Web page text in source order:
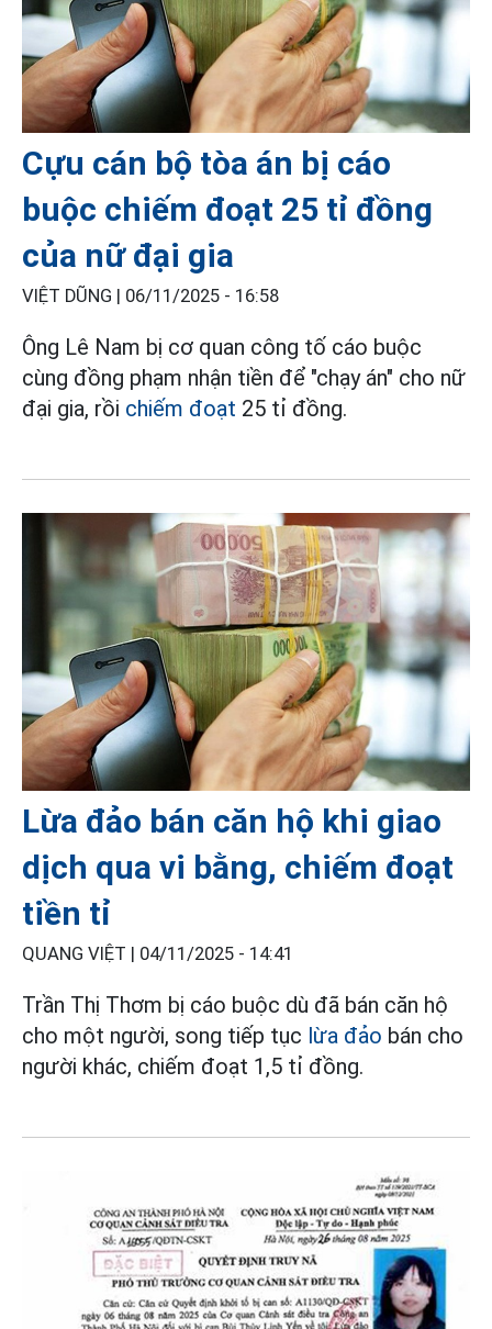
Cựu cán bộ tòa án bị cáo
buộc chiếm đoạt 25 tỉ đồng
của nữ đại gia
VIỆT DŨNG | 06/11/2025 - 16:58
Ông Lê Nam bị cơ quan công tố cáo buộc
cùng đồng phạm nhận tiền để "chạy án" cho nữ
đại gia, rồi chiếm đoạt 25 tỉ đồng.
Lừa đảo bán căn hộ khi giao
dịch qua vi bằng, chiếm đoạt
tiền tỉ
QUANG VIỆT | 04/11/2025 - 14:41
Trần Thị Thơm bị cáo buộc dù đã bán căn hộ
cho một người, song tiếp tục lừa đảo bán cho
người khác, chiếm đoạt 1,5 tỉ đồng.